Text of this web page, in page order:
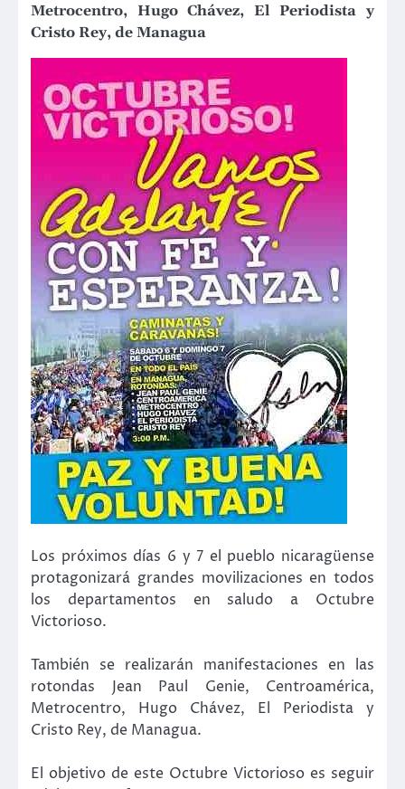
Metrocentro, Hugo Chávez, El Periodista y
Cristo Rey, de Managua
Los próximos días 6 y 7 el pueblo nicaragüense
protagonizará grandes movilizaciones en todos
los departamentos en saludo a Octubre
Victorioso.
También se realizarán manifestaciones en las
rotondas Jean Paul Genie, Centroamérica,
Metrocentro, Hugo Chávez, El Periodista y
Cristo Rey, de Managua.
El objetivo de este Octubre Victorioso es seguir